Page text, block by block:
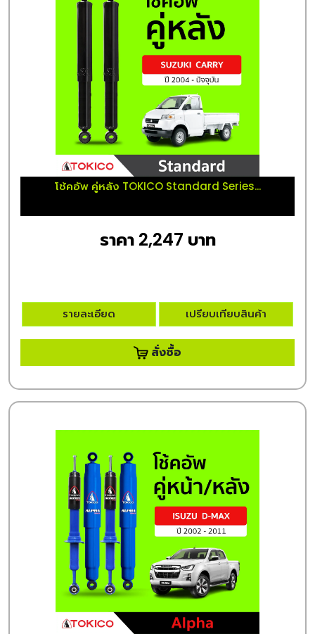
โช้คอัพ คู่หลัง TOKICO Standard Series...
ราคา 2,247 บาท
รายละเอียด เปรียบเทียบสินค้า
สั่งซื้อ